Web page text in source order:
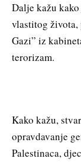
Dalje kažu
vlastitog života,
Gazi” iz
terorizam.
Kako kažu,
opravdavanje
Palestinaca,